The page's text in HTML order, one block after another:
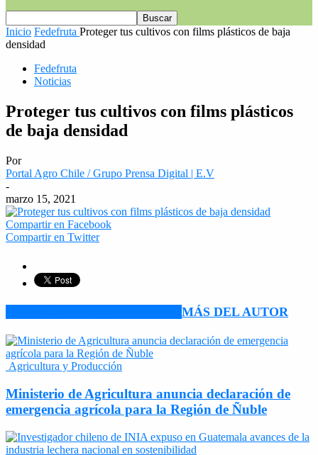
Inicio Fedefruta Proteger tus cultivos con films plásticos de baja
densidad
Fedefruta
Noticias
Proteger tus cultivos con films plásticos
de baja densidad
Por
Portal Agro Chile / Grupo Prensa Digital | E.V
-
marzo 15, 2021
Compartir en Facebook
Compartir en Twitter
MÁS DEL AUTOR
Agricultura y Producción
Ministerio de Agricultura anuncia declaración de
emergencia agrícola para la Región de Ñuble